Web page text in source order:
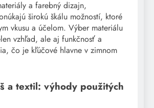
a farebný dizajn,
širokú škálu možností, ktoré
vkusu a účelom. Výber materiálu
vzhľad, ale aj funkčnosť a
čo je kľúčové hlavne v zimnom
a textil: výhody použitých